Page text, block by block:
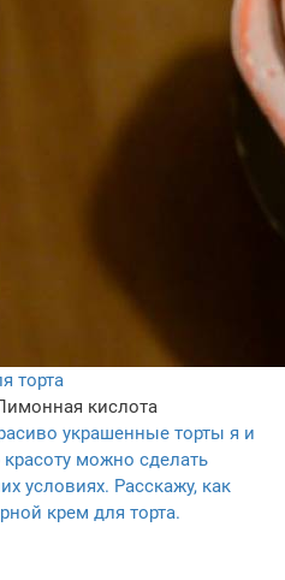
торта
кислота
украшенные торты я и
можно сделать
условиях. Расскажу, как
крем для торта.